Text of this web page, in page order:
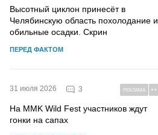
Высотный циклон принесёт в
Челябинскую область похолодание и
обильные осадки. Скрин
ПЕРЕД ФАКТОМ
31 июля 2026 3 РЕКЛАМА
На MMK Wild Fest участников ждут
гонки на сапах